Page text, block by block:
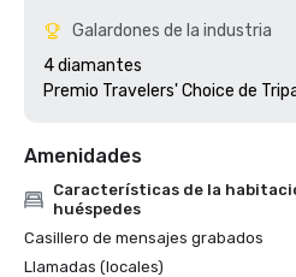
Galardones de la industria
4 diamantes
Premio Travelers' Choice de
Amenidades
Características de la
huéspedes
Casillero de mensajes grabados
Llamadas (locales)